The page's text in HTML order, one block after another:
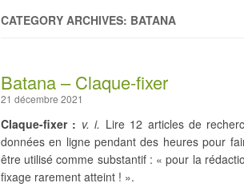
CATEGORY ARCHIVES: BATANA
Batana – Claque-fixer
21 décembre 2021
Claque-fixer : v. i. Lire 12 articles de
données en ligne pendant des heures pour
être utilisé comme substantif : « pour la
fixage rarement atteint ! ».